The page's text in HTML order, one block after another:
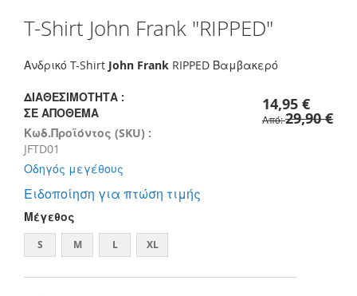
to
beginning
the
images
T-Shirt John Frank "RIPPED"
Ανδρικό T-Shirt John Frank RIPPED Βαμβακερό
ΔΙΑΘΕΣΙΜΌΤΗΤΑ :
ΣΕ ΑΠΌΘΕΜΑ
Κωδ.Προϊόντος (SKU) :
JFTD01
Οδηγός μεγέθους
14,95 €
Από 29,90 €
Ειδοποίηση για πτώση τιμής
Μέγεθος
S M L XL